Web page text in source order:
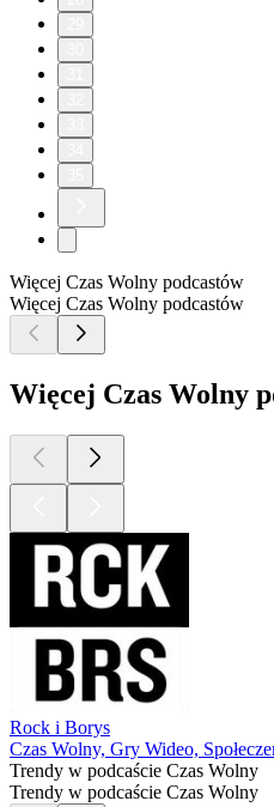
Więcej Czas Wolny podcastów
Więcej Czas Wolny podcastów
Więcej Czas Wolny
Rock i Borys
Czas Wolny, Gry Wideo,
Trendy w podcaście Czas Wolny
Trendy w podcaście Czas Wolny